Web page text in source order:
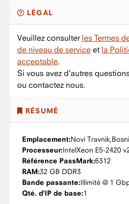
LÉGAL
Veuillez consulter les Termes
de niveau de service et la
acceptable.
Si vous avez d'autres
ou contactez nous.
RÉSUMÉ
Emplacement:Novi Travnik,
Processeur:IntelXeon E5-2420
Référence PassMark:6312
RAM:32 GB DDR3
Bande passante:Illimité @ 1
Qté. d'IP de base:1